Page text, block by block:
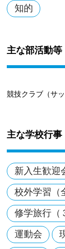
知的
主な部活動等
競技クラブ（サ
主な学校行事
新入生歓迎
校外学習（
修学旅行（
運動会